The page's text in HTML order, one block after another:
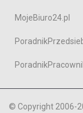
MojeBiuro24.pl
© Copyright 2006-